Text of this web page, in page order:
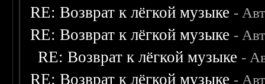
RE: Возврат к лёгкой музыке -
RE: Возврат к лёгкой музыке -
RE: Возврат к лёгкой музыке -
RE: Возврат к лёгкой музыке -